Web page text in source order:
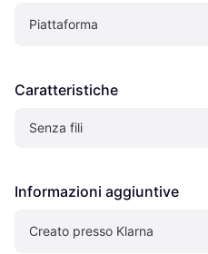
Piattaforma
Caratteristiche
Senza fili
Informazioni aggiuntive
Creato presso Klarna